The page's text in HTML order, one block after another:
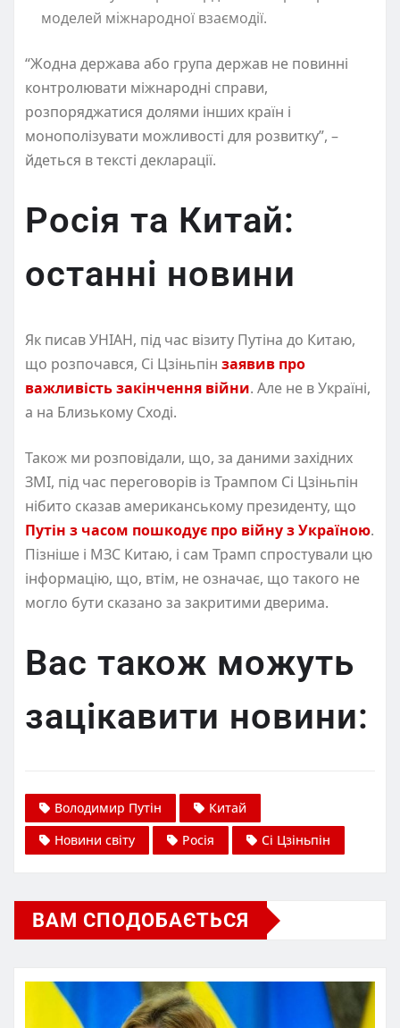
моделей міжнародної взаємодії.
“Жодна держава або група держав не повинні
контролювати міжнародні справи,
розпоряджатися долями інших країн і
монополізувати можливості для розвитку”, –
йдеться в тексті декларації.
Росія та Китай:
останні новини
Як писав УНІАН, під час візиту Путіна до Китаю,
що розпочався, Сі Цзіньпін заявив про
важливість закінчення війни. Але не в Україні,
а на Близькому Сході.
Також ми розповідали, що, за даними західних
ЗМІ, під час переговорів із Трампом Сі Цзіньпін
нібито сказав американському президенту, що
Путін з часом пошкодує про війну з Україною.
Пізніше і МЗС Китаю, і сам Трамп спростували цю
інформацію, що, втім, не означає, що такого не
могло бути сказано за закритими дверима.
Вас також можуть
зацікавити новини:
Володимир Путін
Китай
Новини світу
Росія Сі Цзіньпін
ВАМ СПОДОБАЄТЬСЯ